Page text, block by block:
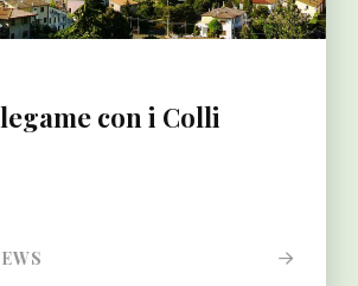
con i Colli